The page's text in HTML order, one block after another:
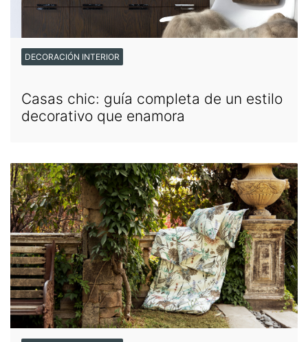
DECORACIÓN INTERIOR
Casas chic: guía completa de un estilo
decorativo que enamora